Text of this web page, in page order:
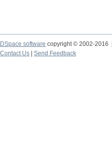
DSpace software copyright © 2002-2016
Contact Us
Send Feedback